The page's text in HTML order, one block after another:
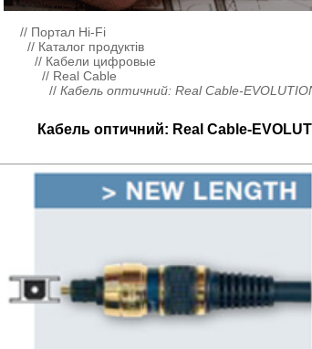
// Портал Hi-Fi
// Каталог продуктів
// Кабели цифровые
// Real Cable
// Кабель оптичний: Real Cable-
Кабель оптичний: Real Cable-